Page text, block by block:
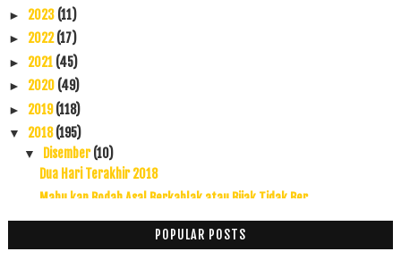
► 2023 (11)
► 2022(17)
► 2021 (45)
► 2020 (49)
► 2019(118)
▼ 2018(195)
▼ Disember(10)
Dua Hari Terakhir 2018
Mahu kan Bodah Asal Berkahlak atau Bijak Tidak Ber...
Chinese Muslim Abdullah Restaurant: Pilihan Chines...
POPULAR POSTS